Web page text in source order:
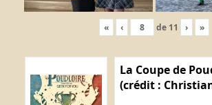
« ‹ de 11 › »
La Coupe de
(crédit :